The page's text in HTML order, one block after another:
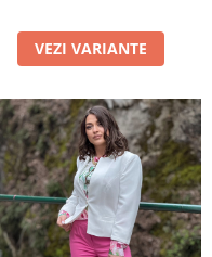
VEZI VARIANTE